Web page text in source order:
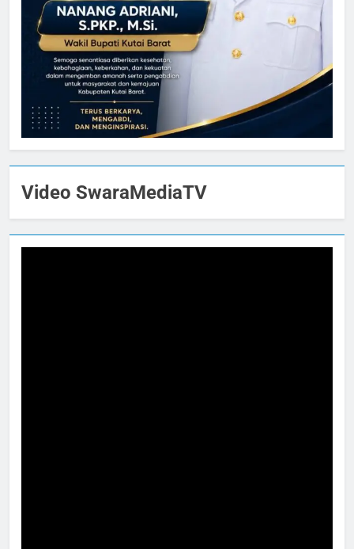
Video SwaraMediaTV